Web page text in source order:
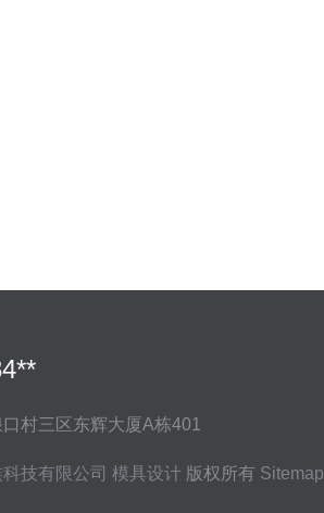
村三区东辉大厦A栋401
技有限公司 模具设计 版权所有 Sitemap